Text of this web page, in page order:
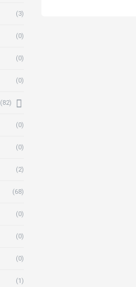
(3)
(0)
(0)
(0)
(82)
(0)
(0)
(2)
(68)
(0)
(0)
(0)
(1)